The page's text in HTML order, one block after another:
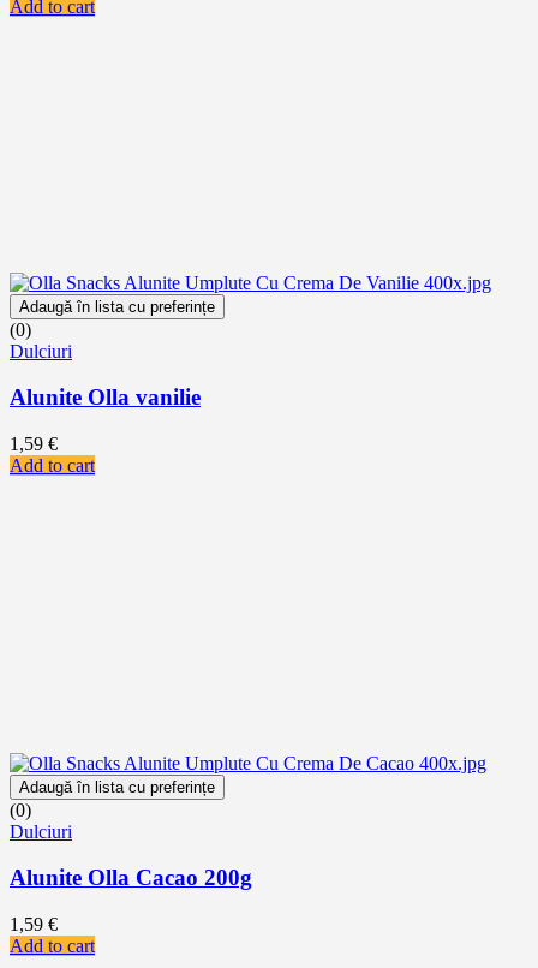
Add to cart
Adaugă în lista cu preferințe
(0)
Dulciuri
Alunite Olla vanilie
1,59 €
Add to cart
Adaugă în lista cu preferințe
(0)
Dulciuri
Alunite Olla Cacao 200g
1,59 €
Add to cart